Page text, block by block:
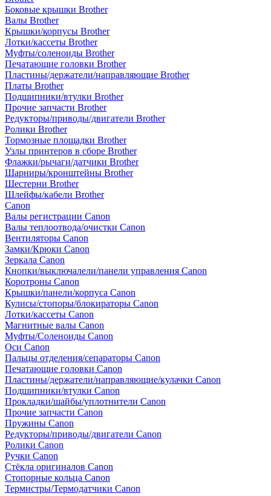
Боковые крышки Brother
Валы Brother
Крышки/корпусы Brother
Лотки/кассеты Brother
Муфты/соленоиды Brother
Печатающие головки Brother
Пластины/держатели/направляющие Brother
Платы Brother
Подшипники/втулки Brother
Прочие запчасти Brother
Редукторы/приводы/двигатели Brother
Ролики Brother
Тормозные площадки Brother
Узлы принтеров в сборе Brother
Флажки/рычаги/датчики Brother
Шарниры/кронштейны Brother
Шестерни Brother
Шлейфы/кабели Brother
Canon
Валы регистрации Canon
Валы теплоотвода/очистки Canon
Вентиляторы Canon
Замки/Крюки Canon
Зеркала Canon
Кнопки/выключалели/панели управления Canon
Коротроны Canon
Крышки/панели/корпуса Canon
Кулисы/стопоры/блокираторы Canon
Лотки/кассеты Canon
Магнитные валы Canon
Муфты/Соленоиды Canon
Оси Canon
Пальцы отделения/сепараторы Canon
Печатающие головки Canon
Пластины/держатели/направляющие/кулачки Canon
Подшипники/втулки Canon
Прокладки/шайбы/уплотнители Canon
Прочие запчасти Canon
Пружины Canon
Редукторы/приводы/двигатели Canon
Ролики Canon
Ручки Canon
Стёкла оригиналов Canon
Стопорные кольца Canon
Термистры/Термодатчики Canon